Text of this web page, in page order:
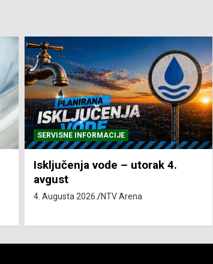
SERVISNE INFORMACIJE
Isključenja el. energije – utorak
4. avgust
4. Augusta 2026. NTV Arena